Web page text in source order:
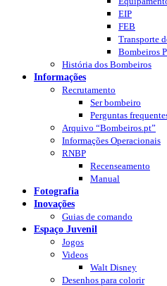
EIP
FEB
Transporte
Bombeiros
História dos Bombeiros
Informações
Recrutamento
Ser bombeiro
Perguntas
Arquivo “Bombeiros.pt”
Informações Operacionais
RNBP
Recenseamento
Manual
Fotografia
Inovações
Guias de comando
Espaço Juvenil
Jogos
Videos
Walt Disney
Desenhos para colorir